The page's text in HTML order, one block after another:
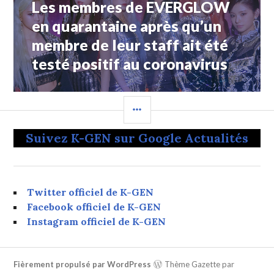
Article
Suivant:
Les membres de EVERGLOW
en quarantaine après qu’un
membre de leur staff ait été
testé positif au coronavirus
LATÉRALE
Suivez K-GEN sur Google Actualités
Twitter officiel de K-GEN
Facebook officiel de K-GEN
Instagram officiel de K-GEN
Fièrement propulsé par WordPress
Thème Gazette par